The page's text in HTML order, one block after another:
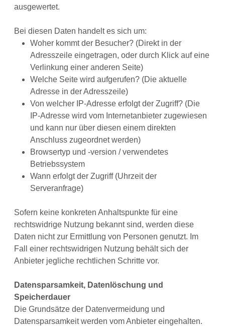
ausgewertet.
Bei diesen Daten handelt es sich um:
Woher kommt der Besucher? (Direkt in der
Adresszeile eingetragen, oder durch Klick auf eine
Verlinkung einer anderen Seite)
Welche Seite wird aufgerufen? (Die aktuelle
Adresse in der Adresszeile)
Von welcher IP-Adresse erfolgt der Zugriff? (Die
IP-Adresse wird vom Internetanbieter zugewiesen
und kann nur über diesen einem direkten
Anschluss zugeordnet werden)
Browsertyp und -version / verwendetes
Betriebssystem
Wann erfolgt der Zugriff (Uhrzeit der
Serveranfrage)
Sofern keine konkreten Anhaltspunkte für eine
rechtswidrige Nutzung bekannt sind, werden diese
Daten nicht zur Ermittlung von Personen genutzt. Im
Fall einer rechtswidrigen Nutzung behält sich der
Anbieter jegliche rechtlichen Schritte vor.
Datensparsamkeit, Datenlöschung und
Speicherdauer
Die Grundsätze der Datenvermeidung und
Datensparsamkeit werden vom Anbieter eingehalten.